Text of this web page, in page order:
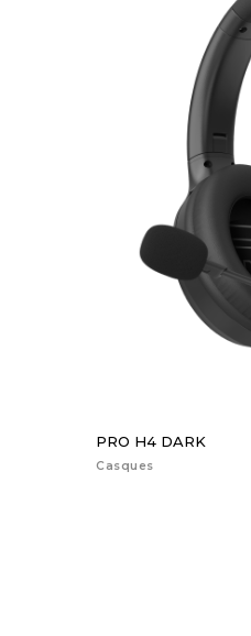
PRO H4 DARK
Casques